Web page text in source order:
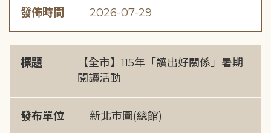
發佈時間 2026-07-29
標題
【全市】115年「讀出好關係」暑期
閱讀活動
發布單位 新北市圖(總館)